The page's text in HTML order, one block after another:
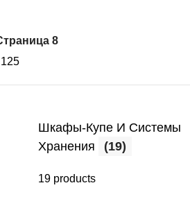
8
Шкафы-Купе И Системы
Хранения
(19)
19 products